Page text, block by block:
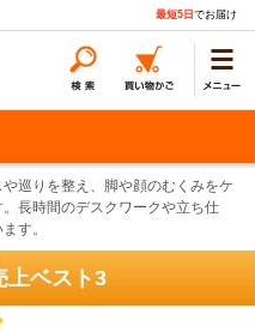
最短5日 でお届け
巡りを整え、脚や顔のむくみをケ
長時間のデスクワークや立ち仕
す。
上ベスト3